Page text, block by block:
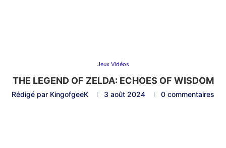
Jeux Vidéos
THE LEGEND OF ZELDA: ECHOES OF WISDOM
Rédigé par KingofgeeK 3 août 2024 0 commentaires